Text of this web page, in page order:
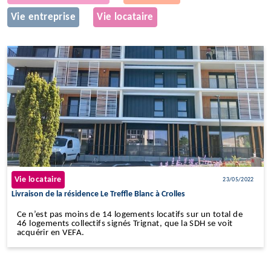
Vie entreprise Vie locataire
Vie locataire 23/05/2022
Livraison de la résidence Le Treffle Blanc à Crolles
Ce n’est pas moins de 14 logements locatifs sur un total de
46 logements collectifs signés Trignat, que la SDH se voit
acquérir en VEFA.